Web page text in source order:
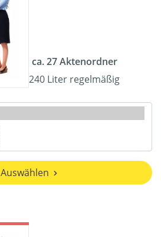
ca. 27 Aktenordner
240 Liter regelmäßig
Auswählen